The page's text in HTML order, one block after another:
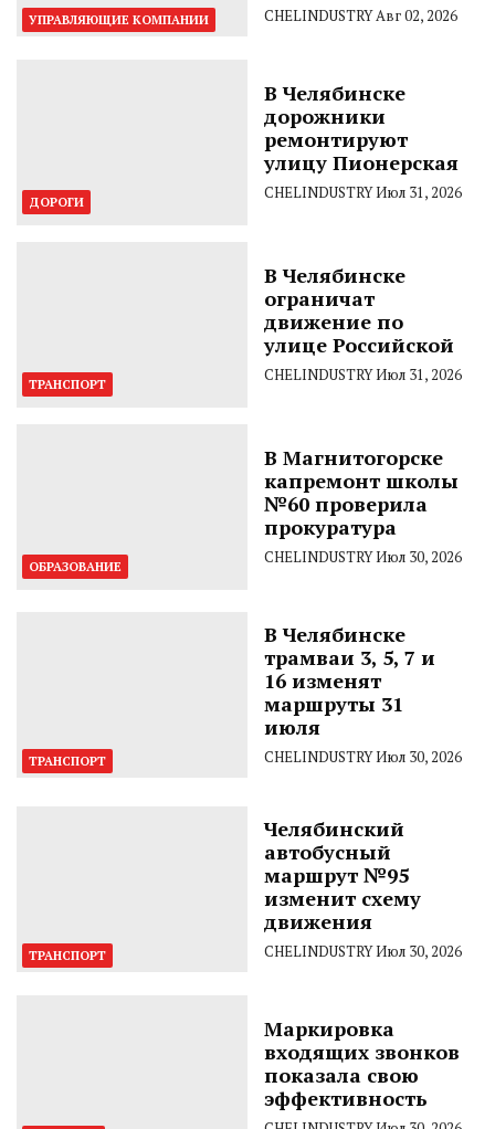
УПРАВЛЯЮЩИЕ КОМПАНИИ CHELINDUSTRYАвг 02, 2026
ДОРОГИ
В Челябинске
дорожники
ремонтируют
улицу Пионерская
CHELINDUSTRYИюл 31, 2026
ТРАНСПОРТ
В Челябинске
ограничат
движение по
улице Российской
CHELINDUSTRYИюл 31, 2026
ОБРАЗОВАНИЕ
В Магнитогорске
капремонт школы
№60 проверила
прокуратура
CHELINDUSTRYИюл 30, 2026
ТРАНСПОРТ
В Челябинске
трамваи 3, 5, 7 и
16 изменят
маршруты 31
июля
CHELINDUSTRYИюл 30, 2026
ТРАНСПОРТ
Челябинский
автобусный
маршрут №95
изменит схему
движения
CHELINDUSTRYИюл 30, 2026
Маркировка
входящих звонков
показала свою
эффективность